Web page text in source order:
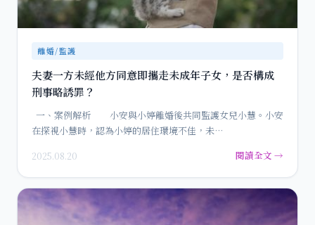
離婚/監護
夫妻一方未經他方同意即攜走未成年子女，是否構成
刑事略誘罪？
一、案例解析 小安與小婷離婚後共同監護女兒小慧。小安
在探視小慧時，認為小婷的居住環境不佳，未…
2025.08.20 閱讀全文 →